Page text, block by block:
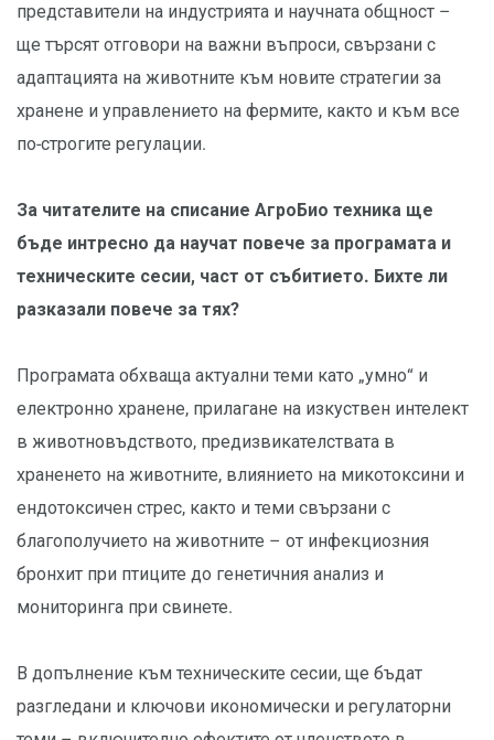
представители на индустрията и научната общност –
ще търсят отговори на важни въпроси, свързани с
адаптацията на животните към новите стратегии за
хранене и управлението на фермите, както и към все
по-строгите регулации.
За читателите на списание АгроБио техника ще
бъде интресно да научат повече за програмата и
техническите сесии, част от събитието. Бихте ли
разказали повече за тях?
Програмата обхваща актуални теми като „умно“ и
електронно хранене, прилагане на изкуствен интелект
в животновъдството, предизвикателствата в
храненето на животните, влиянието на микотоксини и
ендотоксичен стрес, както и теми свързани с
благополучието на животните – от инфекциозния
бронхит при птиците до генетичния анализ и
мониторинга при свинете.
В допълнение към техническите сесии, ще бъдат
разгледани и ключови икономически и регулаторни